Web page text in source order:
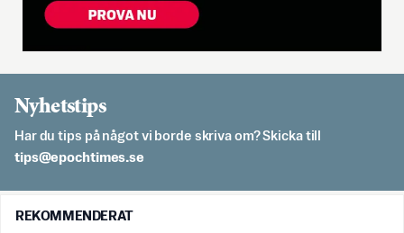
Nyhetstips
Har du tips på något vi borde skriva om? Skicka till
es.semithcope@spit
REKOMMENDERAT